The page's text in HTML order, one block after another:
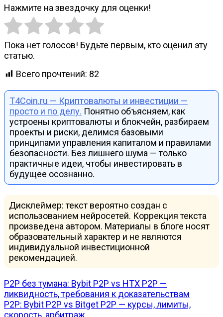
Нажмите на звездочку для оценки!
Пока нет голосов! Будьте первым, кто оценил эту
статью.
Всего прочтений: 82
T4Coin.ru — Криптовалюты и инвестиции —
просто и по делу. Понятно объясняем, как
устроены криптовалюты и блокчейн, разбираем
проекты и риски, делимся базовыми
принципами управления капиталом и правилами
безопасности. Без лишнего шума — только
практичные идеи, чтобы инвестировать в
будущее осознанно.
Дисклеймер: текст вероятно создан с
использованием нейросетей. Коррекция текста
произведена автором. Материалы в блоге носят
образовательный характер и не являются
индивидуальной инвестиционной
рекомендацией.
Навигация
по
записям
P2P без тумана: Bybit P2P vs HTX P2P —
ликвидность, требования к доказательствам
P2P: Bybit P2P vs Bitget P2P — курсы, лимиты,